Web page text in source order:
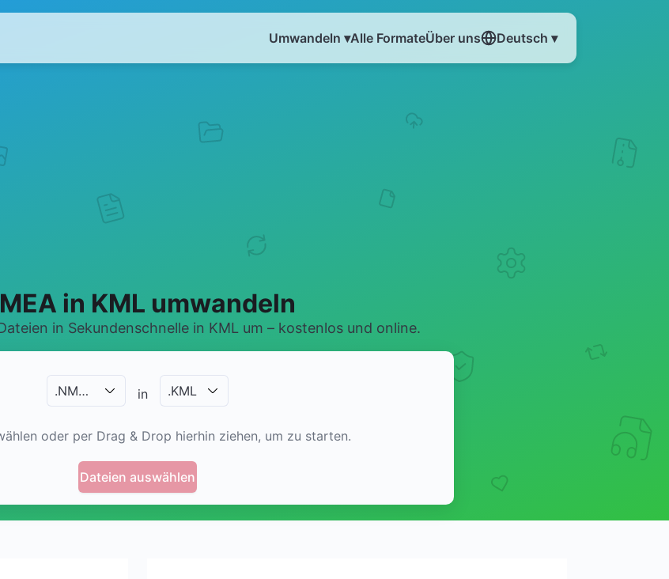
Umwandeln ▾Alle FormateÜber uns Deutsch ▾
in KML umwandeln
in Sekundenschnelle in KML um – kostenlos und online.
.NMEA in .KML
oder per Drag & Drop hierhin ziehen, um zu starten.
Dateien auswählen